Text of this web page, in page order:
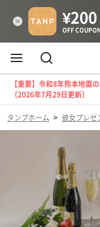
【重要】令和8年熊本地震
（2026年7月29日更新）
タンプホーム > 彼女プレゼ